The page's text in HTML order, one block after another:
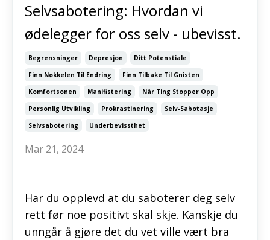
Selvsabotering: Hvordan vi
ødelegger for oss selv - ubevisst.
Begrensninger Depresjon
Ditt Potenstiale
Finn Nøkkelen Til Endring
Finn Tilbake Til Gnisten
Komfortsonen
Manifistering
Når Ting Stopper Opp
Personlig Utvikling
Prokrastinering
Selv-Sabotasje
Selvsabotering
Underbevissthet
Mar 21, 2024
Har du opplevd at du saboterer deg selv
rett før noe positivt skal skje. Kanskje du
unngår å gjøre det du vet ville vært bra